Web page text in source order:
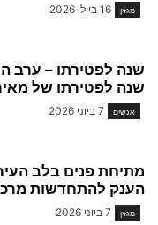
מגזין 16 ביולי 2026
שנה לפטירתו – ערב
שנה לפטירתו של
אנשים 7 ביוני 2026
מתיחת פנים בלב
הענק להתחדשות מרכז
מגזין 7 ביוני 2026